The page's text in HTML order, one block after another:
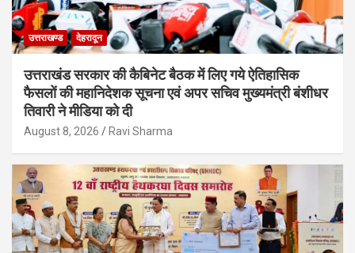
उत्तराखण्ड देहरादून
उत्तराखंड सरकार की कैबिनेट बैठक में लिए गये ऐतिहासिक
फैसलों की महानिदेशक सूचना एवं अपर सचिव मुख्यमंत्री बंशीधर
तिवारी ने मीडिया को दी
August 8, 2026 Ravi Sharma